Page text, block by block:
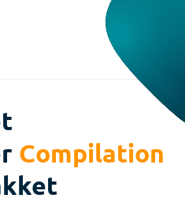
Compilation